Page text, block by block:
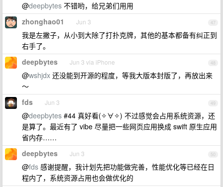
@deepbytes 不错哟，给兄弟们用用
47
zhonghao01 Jun 3
我是左撇子，从小到大除了打扑克牌，其他的基本都备有纠正到
右手了。
48
deepbytes Jun 3 via iPhone
@wshjdx 还没能到开源的程度，等我大版本封版了，再放出来
～
49
fds Jun 3
@deepbytes #44 真好看(✧∀✧) 不过感觉会占用系统资源，还
是算了。最近有了 vibe 尽量把一些网页应用换成 swift 原生应用
省内存……
50
deepbytes Jun 3
@fds 感谢提醒，我计划先把功能做完善，性能优化等已经在日
程内了，系统资源占用也会做优化的